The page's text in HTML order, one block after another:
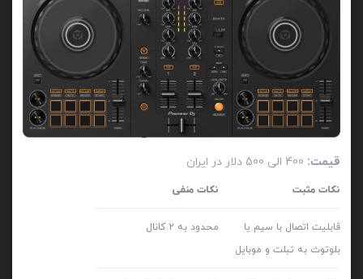
قیمت:
نکات مثبت نکات منفی
قابلیت اتصال با سیم یا
بلوتوث به تبلت و موبایل
محدود به 2 کانال